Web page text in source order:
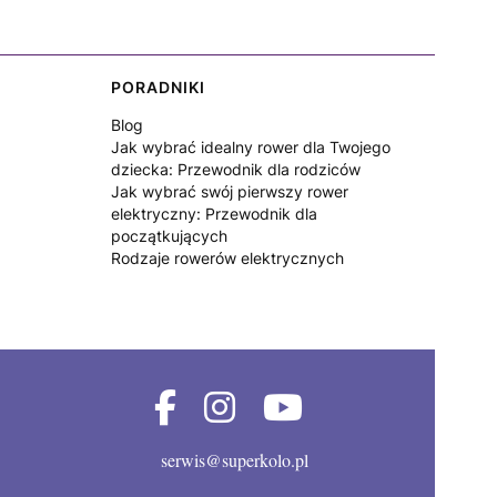
PORADNIKI
Blog
Jak wybrać idealny rower dla Twojego
dziecka: Przewodnik dla rodziców
Jak wybrać swój pierwszy rower
elektryczny: Przewodnik dla
początkujących
Rodzaje rowerów elektrycznych
serwis@superkolo.pl